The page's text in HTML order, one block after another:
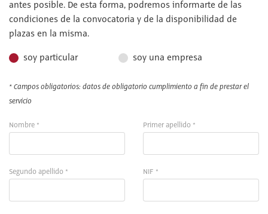
antes posible. De esta forma, podremos informarte de las
condiciones de la convocatoria y de la disponibilidad de
plazas en la misma.
soy particular soy una empresa
* Campos obligatorios: datos de obligatorio cumplimiento a fin de prestar el
servicio
Nombre * Primer apellido *
Segundo apellido * NIF *